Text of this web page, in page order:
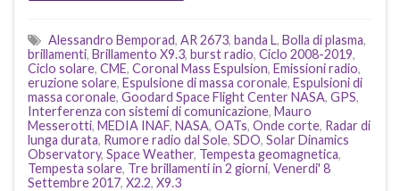
Alessandro Bemporad, AR 2673, banda L, Bolla di plasma,
brillamenti, Brillamento X9.3, burst radio, Ciclo 2008-2019,
Ciclo solare, CME, Coronal Mass Espulsion, Emissioni radio,
eruzione solare, Espulsione di massa coronale, Espulsioni di
massa coronale, Goodard Space Flight Center NASA, GPS,
Interferenza con sistemi di comunicazione, Mauro
Messerotti, MEDIA INAF, NASA, OATs, Onde corte, Radar di
lunga durata, Rumore radio dal Sole, SDO, Solar Dinamics
Observatory, Space Weather, Tempesta geomagnetica,
Tempesta solare, Tre brillamenti in 2 giorni, Venerdi' 8
Settembre 2017, X2.2, X9.3